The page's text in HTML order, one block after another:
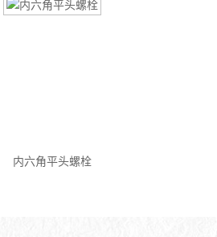
内六角平头螺栓